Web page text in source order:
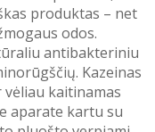
produktas – net
odos.
antibakteriniu
Kazeinas
kaitinamas
aparate kartu su